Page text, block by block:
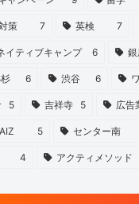
策 7 英検 7
イティブキャンプ 6
6 渋谷 6
5 吉祥寺 5 広告
5 センター南
4 アクティメソッド